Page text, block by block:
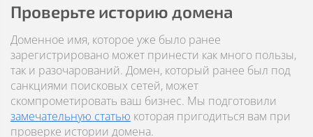
Проверьте историю домена
Доменное имя, которое уже было ранее
зарегистрировано может принести как много пользы,
так и разочарований. Домен, который ранее был под
санкциями поисковых сетей, может
скомпрометировать ваш бизнес. Мы подготовили
замечательную статью которая пригодиться вам при
проверке истории домена.